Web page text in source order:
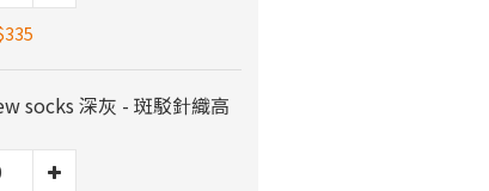
socks 深灰 - 斑駁針織高